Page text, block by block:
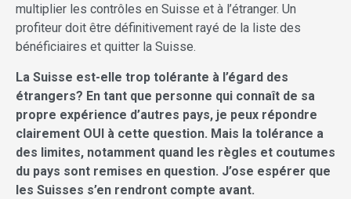
multiplier les contrôles en Suisse et à l’étranger. Un
profiteur doit être définitivement rayé de la liste des
bénéficiaires et quitter la Suisse.
La Suisse est-elle trop tolérante à l’égard des
étrangers? En tant que personne qui connaît de sa
propre expérience d’autres pays, je peux répondre
clairement OUI à cette question. Mais la tolérance a
des limites, notamment quand les règles et coutumes
du pays sont remises en question. J’ose espérer que
les Suisses s’en rendront compte avant.